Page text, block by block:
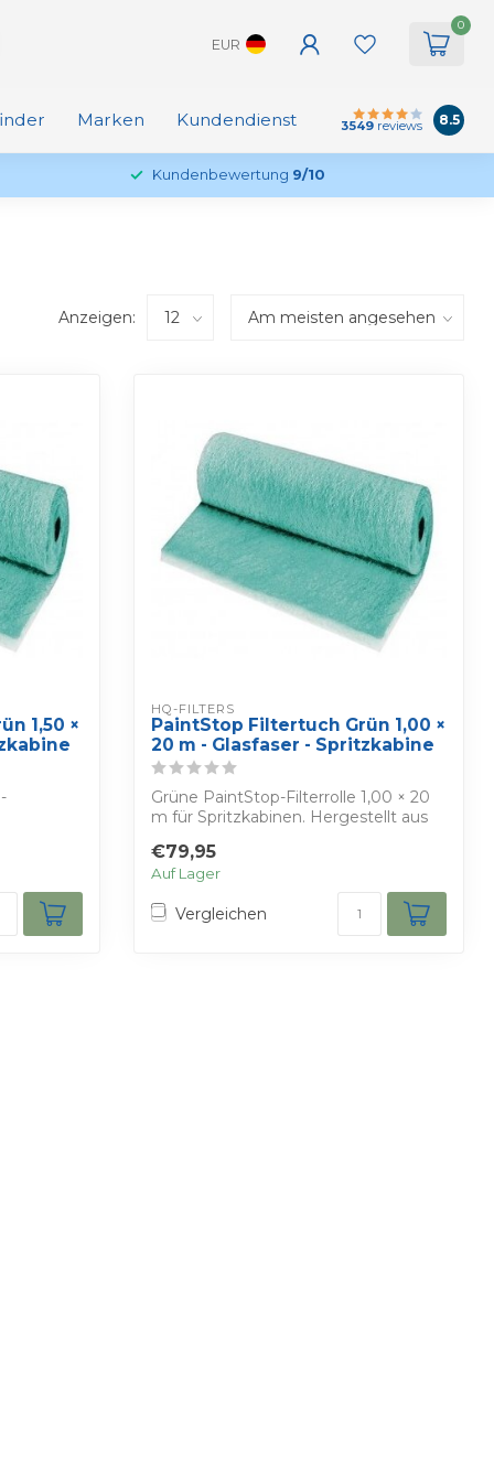
EUR
0
Marken Kundendienst 3549 reviews 8.5
Kundenbewertung 9/10
Anzeigen:
1,50 ×
HQ-FILTERS
PaintStop Filtertuch Grün 1,00 ×
20 m - Glasfaser - Spritzkabine
Grüne PaintStop-Filterrolle 1,00 × 20
m für Spritzkabinen. Hergestellt aus
€79,95
Auf Lager
Vergleichen